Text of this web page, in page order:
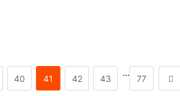
40 41 42 43
…
77